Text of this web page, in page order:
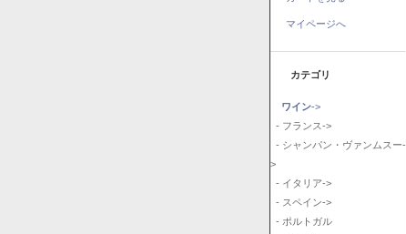
マイページへ
カテゴリ
ワイン->
- フランス->
- シャンパン・ヴァンムスー-
>
- イタリア->
- スペイン->
- ポルトガル